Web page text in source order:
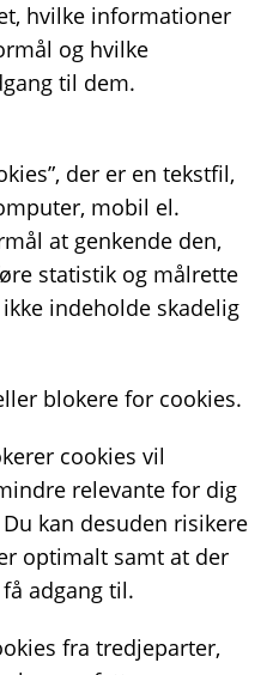
hvilke informationer
og hvilke
til dem.
der er en tekstfil,
mobil el.
at genkende den,
statistik og målrette
indeholde skadelig
blokere for cookies.
cookies vil
relevante for dig
kan desuden risikere
optimalt samt at der
adgang til.
fra tredjeparter,